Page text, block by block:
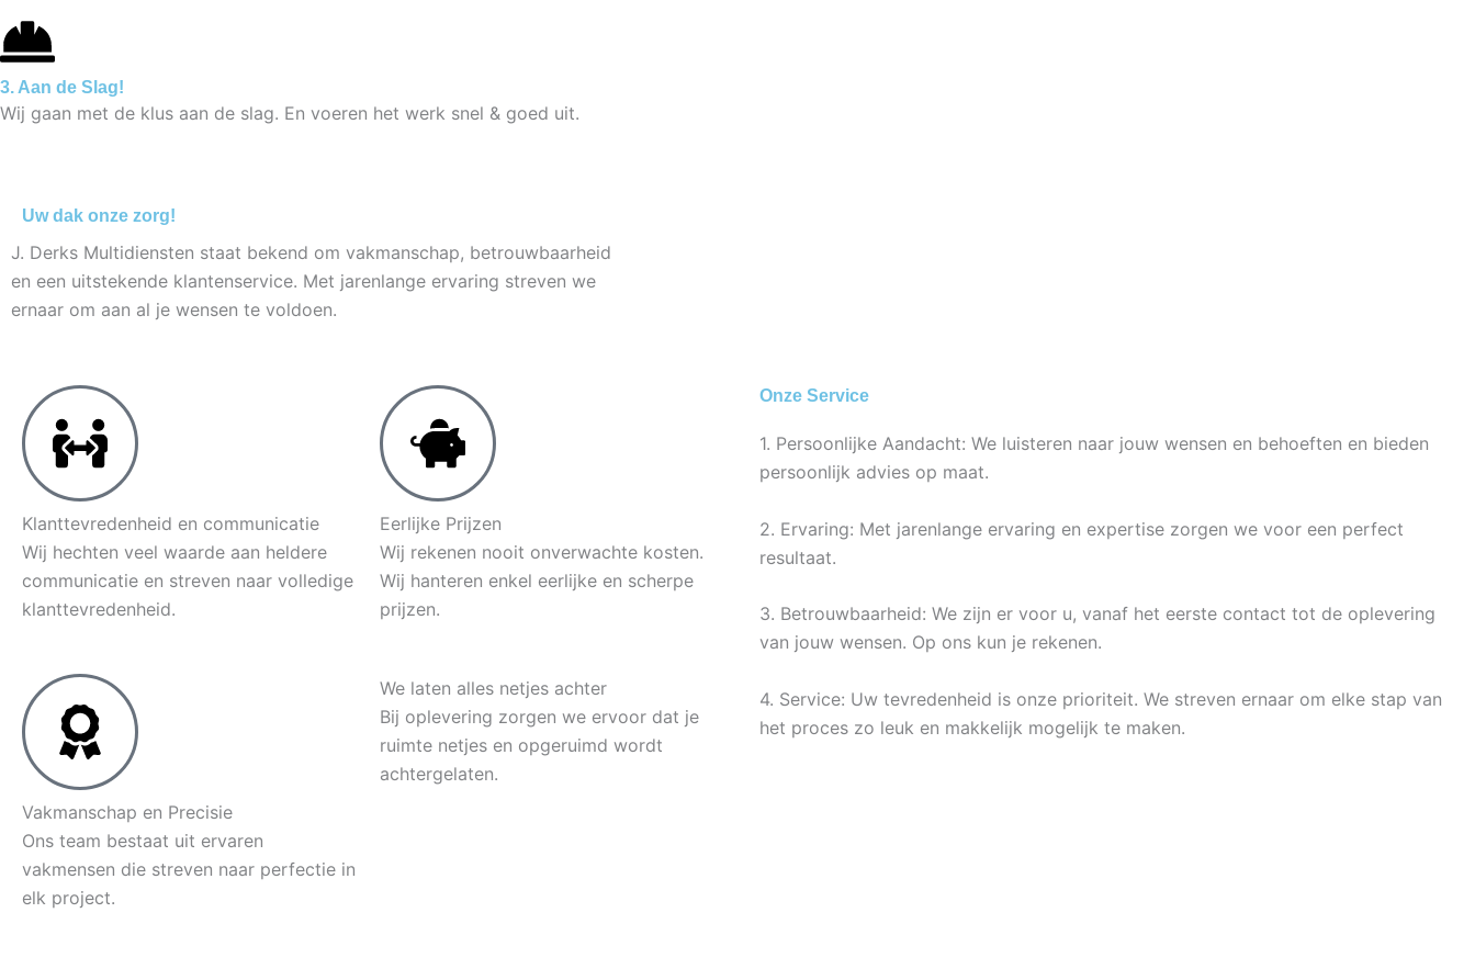
3. Aan de Slag!
Wij gaan met de klus aan de slag. En voeren het werk snel & goed uit.
Uw dak onze zorg!
J. Derks Multidiensten staat bekend om vakmanschap, betrouwbaarheid
en een uitstekende klantenservice. Met jarenlange ervaring streven we
ernaar om aan al je wensen te voldoen.
Klanttevredenheid en communicatie
Wij hechten veel waarde aan heldere
communicatie en streven naar volledige
klanttevredenheid.
Eerlijke Prijzen
Wij rekenen nooit onverwachte kosten.
Wij hanteren enkel eerlijke en scherpe
prijzen.
Vakmanschap en Precisie
Ons team bestaat uit ervaren
vakmensen die streven naar perfectie in
elk project.
We laten alles netjes achter
Bij oplevering zorgen we ervoor dat je
ruimte netjes en opgeruimd wordt
achtergelaten.
Onze Service
1. Persoonlijke Aandacht: We luisteren naar jouw wensen en behoeften en bieden
persoonlijk advies op maat.
2. Ervaring: Met jarenlange ervaring en expertise zorgen we voor een perfect
resultaat.
3. Betrouwbaarheid: We zijn er voor u, vanaf het eerste contact tot de oplevering
van jouw wensen. Op ons kun je rekenen.
4. Service: Uw tevredenheid is onze prioriteit. We streven ernaar om elke stap van
het proces zo leuk en makkelijk mogelijk te maken.